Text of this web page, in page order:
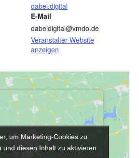
dabei.digital
E-Mail
dabeidigital@vmdo.de
Veranstalter-Website
anzeigen
um Marketing-Cookies zu
und diesen Inhalt zu aktivieren
um Marketing-Cookies zu
und diesen Inhalt zu aktivieren